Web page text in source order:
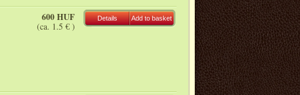
600 HUF
(ca. 1.5 € )
Details Add to basket